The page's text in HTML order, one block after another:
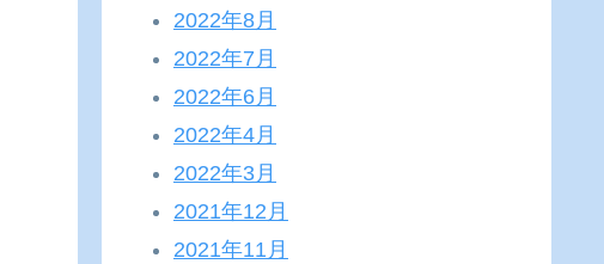
2022年8月
2022年7月
2022年6月
2022年4月
2022年3月
2021年12月
2021年11月